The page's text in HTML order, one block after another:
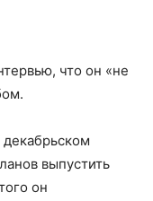
что он «не
выпустить
он